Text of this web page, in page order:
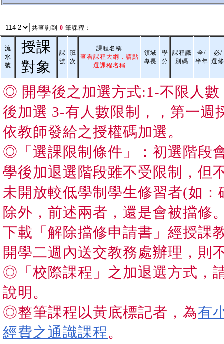
共查詢到 0 筆課程：
流
水
號
授課
對象
課
號
班
次
課程名稱
查看課程大綱，請點
選課程名稱
領域
專長
學
分
課程識
別碼
全/
半年
必/
選修
◎ 開學後之加選方式:1-不限人
後加選 3-有人數限制，，第一週
依教師發給之授權碼加選。
◎「選課限制條件」：初選階段
學後加退選階段雖不受限制，但
未開放較低學制學生修習者(如
除外，前述兩者，還是會被擋修
下載「解除擋修申請書」經授課
開學二週內送交教務處辦理，則
◎「校際課程」之加退選方式，
說明。
◎整筆課程以黃底標記者，為有
經費之通識課程。